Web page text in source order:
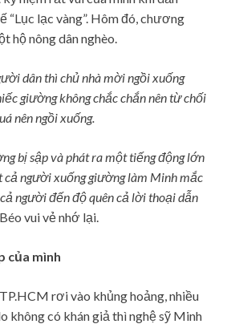
lạc vàng”. Hôm đó, chương
hộ nông dân nghèo.
dân thì chủ nhà mời ngồi xuống
giường không chắc chắn nên từ chối
nên ngồi xuống.
bị sập và phát ra một tiếng động lớn
cả người xuống giường làm Minh mắc
người đến độ quên cả lời thoại dẫn
vui vẻ nhớ lại.
của mình
rơi vào khủng hoảng, nhiều
không có khán giả thì nghệ sỹ Minh